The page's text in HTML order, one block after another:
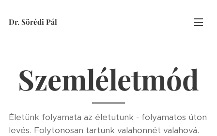
Dr. Sörédi Pál
Szemléletmód
Életünk folyamata az életutunk - folyamatos úton
levés. Folytonosan tartunk valahonnét valahová.